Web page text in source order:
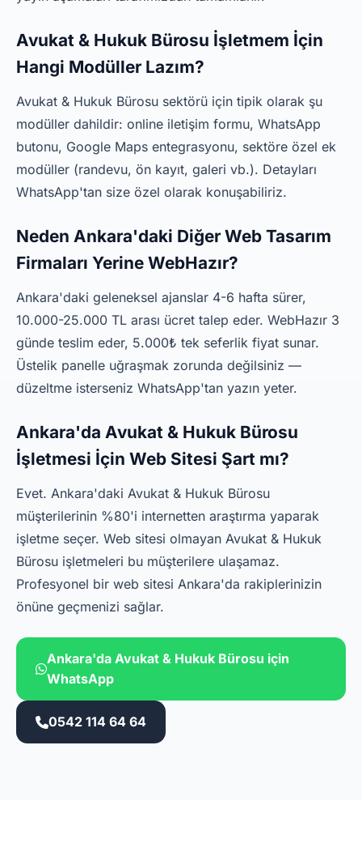
Avukat & Hukuk Bürosu İşletmem İçin
Hangi Modüller Lazım?
Avukat & Hukuk Bürosu sektörü için tipik olarak şu
modüller dahildir: online iletişim formu, WhatsApp
butonu, Google Maps entegrasyonu, sektöre özel ek
modüller (randevu, ön kayıt, galeri vb.). Detayları
WhatsApp'tan size özel olarak konuşabiliriz.
Neden Ankara'daki Diğer Web Tasarım
Firmaları Yerine WebHazır?
Ankara'daki geleneksel ajanslar 4-6 hafta sürer,
10.000-25.000 TL arası ücret talep eder. WebHazır 3
günde teslim eder, 5.000₺ tek seferlik fiyat sunar.
Üstelik panelle uğraşmak zorunda değilsiniz —
düzeltme isterseniz WhatsApp'tan yazın yeter.
Ankara'da Avukat & Hukuk Bürosu
İşletmesi İçin Web Sitesi Şart mı?
Evet. Ankara'daki Avukat & Hukuk Bürosu
müşterilerinin %80'i internetten araştırma yaparak
işletme seçer. Web sitesi olmayan Avukat & Hukuk
Bürosu işletmeleri bu müşterilere ulaşamaz.
Profesyonel bir web sitesi Ankara'da rakiplerinizin
önüne geçmenizi sağlar.
Ankara'da Avukat & Hukuk Bürosu için
WhatsApp
0542 114 64 64